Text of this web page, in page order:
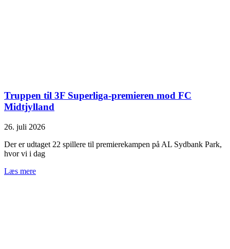
Truppen til 3F Superliga-premieren mod FC
Midtjylland
26. juli 2026
Der er udtaget 22 spillere til premierekampen på AL Sydbank Park,
hvor vi i dag
Læs mere